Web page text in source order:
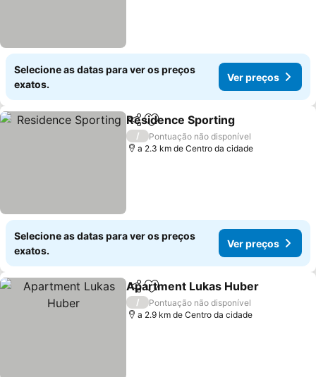
Selecione as datas para ver os preços
exatos.
Ver preços
PartilharAdicionar aos favoritos
Residence Sporting
/
Pontuação não disponível
a 2.3 km de Centro da cidade
Selecione as datas para ver os preços
exatos.
Ver preços
PartilharAdicionar aos favoritos
Apartment Lukas Huber
/
Pontuação não disponível
a 2.9 km de Centro da cidade